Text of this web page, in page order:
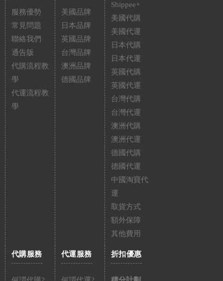
服務優勢
常見問題
聯絡我們
通告版
代購流程教
學
代運流程教
學
美國品牌
日本品牌
英國品牌
台灣品牌
澳洲品牌
德國品牌
Shippee+
美國代購
美國代運
日本代購
日本代運
英國代購
英國代運
台灣代購
台灣代運
澳洲代購
澳洲代運
德國代購
德國代運
中國淘寶代
運
取貨方式
額外保障
其他費用
代購服務 代運服務 折扣優惠